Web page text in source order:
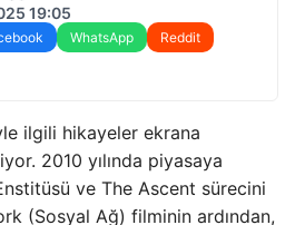
19:05
WhatsApp
Reddit
ilgili hikayeler ekrana
2010 yılında piyasaya
ve The Ascent sürecini
(Sosyal Ağ) filminin ardından,